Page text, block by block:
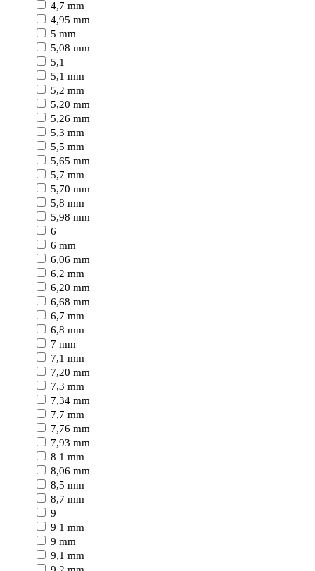
4,7 mm
4,95 mm
5 mm
5,08 mm
5,1
5,1 mm
5,2 mm
5,20 mm
5,26 mm
5,3 mm
5,5 mm
5,65 mm
5,7 mm
5,70 mm
5,8 mm
5,98 mm
6
6 mm
6,06 mm
6,2 mm
6,20 mm
6,68 mm
6,7 mm
6,8 mm
7 mm
7,1 mm
7,20 mm
7,3 mm
7,34 mm
7,7 mm
7,76 mm
7,93 mm
8 1 mm
8,06 mm
8,5 mm
8,7 mm
9
9 1 mm
9 mm
9,1 mm